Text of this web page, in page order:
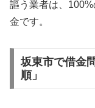
謳う業者は、
金です。
坂東市で借金
順」